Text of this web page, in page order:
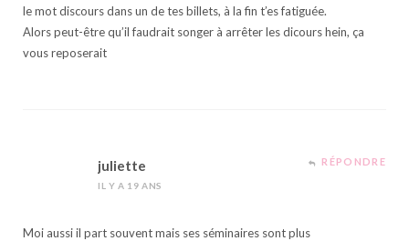
le mot discours dans un de tes billets, à la fin t’es fatiguée.
Alors peut-être qu’il faudrait songer à arrêter les dicours hein, ça
vous reposerait
juliette
IL Y A 19 ANS
RÉPONDRE
Moi aussi il part souvent mais ses séminaires sont plus